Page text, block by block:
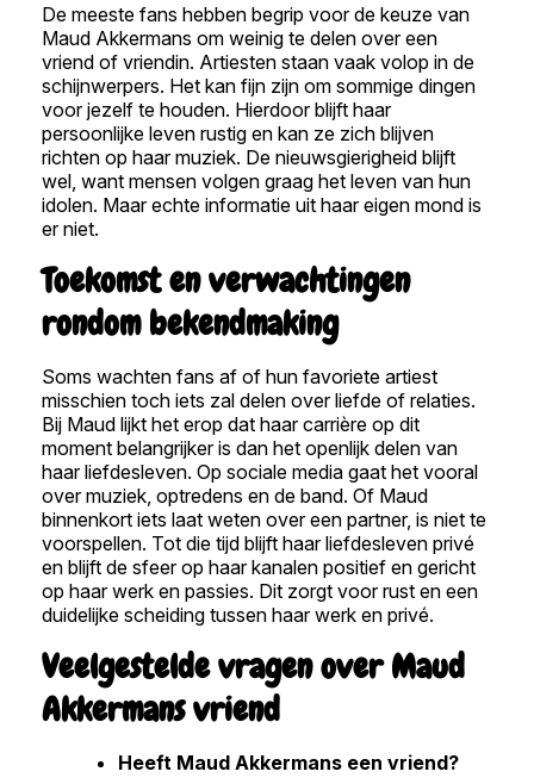
De meeste fans hebben begrip voor de keuze van
Maud Akkermans om weinig te delen over een
vriend of vriendin. Artiesten staan vaak volop in de
schijnwerpers. Het kan fijn zijn om sommige dingen
voor jezelf te houden. Hierdoor blijft haar
persoonlijke leven rustig en kan ze zich blijven
richten op haar muziek. De nieuwsgierigheid blijft
wel, want mensen volgen graag het leven van hun
idolen. Maar echte informatie uit haar eigen mond is
er niet.
Toekomst en verwachtingen
rondom bekendmaking
Soms wachten fans af of hun favoriete artiest
misschien toch iets zal delen over liefde of relaties.
Bij Maud lijkt het erop dat haar carrière op dit
moment belangrijker is dan het openlijk delen van
haar liefdesleven. Op sociale media gaat het vooral
over muziek, optredens en de band. Of Maud
binnenkort iets laat weten over een partner, is niet te
voorspellen. Tot die tijd blijft haar liefdesleven privé
en blijft de sfeer op haar kanalen positief en gericht
op haar werk en passies. Dit zorgt voor rust en een
duidelijke scheiding tussen haar werk en privé.
Veelgestelde vragen over Maud
Akkermans vriend
Heeft Maud Akkermans een vriend?